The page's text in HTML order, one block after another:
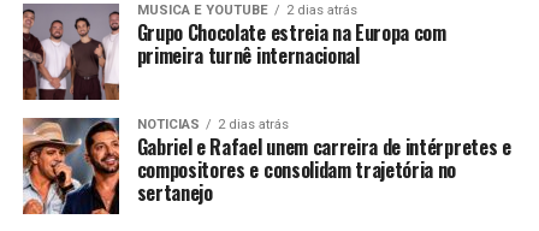
MUSICA E YOUTUBE 2 dias atrás
Grupo Chocolate estreia na Europa com
primeira turnê internacional
NOTICIAS 2 dias atrás
Gabriel e Rafael unem carreira de intérpretes e
compositores e consolidam trajetória no
sertanejo